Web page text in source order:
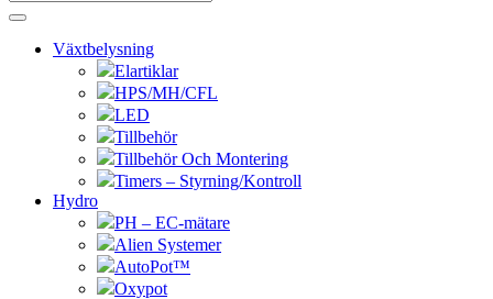
Växtbelysning
Elartiklar
HPS/MH/CFL
LED
Tillbehör
Tillbehör Och Montering
Timers – Styrning/Kontroll
Hydro
PH – EC-mätare
Alien Systemer
AutoPot™
Oxypot